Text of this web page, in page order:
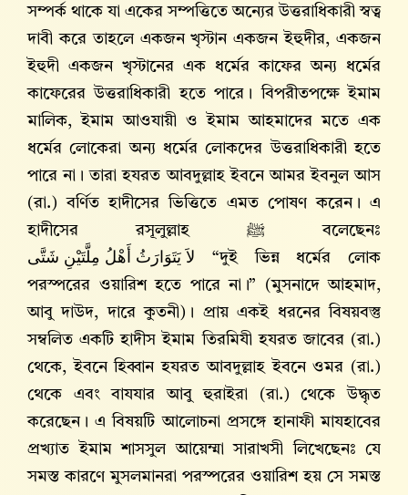
সম্পর্ক থাকে যা একের সম্পত্তিতে অন্যের উত্তরাধিকারী স্বত্ব
দাবী করে তাহলে একজন খৃস্টান একজন ইহুদীর, একজন
ইহুদী একজন খৃস্টানের এক ধর্মের কাফের অন্য ধর্মের
কাফেরের উত্তরাধিকারী হতে পারে। বিপরীতপক্ষে ইমাম
মালিক, ইমাম আওযায়ী ও ইমাম আহমাদের মতে এক
ধর্মের লোকেরা অন্য ধর্মের লোকদের উত্তরাধিকারী হতে
পারে না। তারা হযরত আবদুল্লাহ ইবনে আমর ইবনুল আস
(রা.) বর্ণিত হাদীসের ভিত্তিতে এমত পোষণ করেন। এ
হাদীসের রসূলুল্লাহ ﷺ বলেছেনঃ
لاَ يَتَوَارَثُ أَهْلُ مِلَّتَيْنِ شَتَّى “দুই ভিন্ন ধর্মের লোক
পরস্পরের ওয়ারিশ হতে পারে না।” (মুসনাদে আহমাদ,
আবু দাউদ, দারে কুতনী)। প্রায় একই ধরনের বিষয়বস্তু
সম্বলিত একটি হাদীস ইমাম তিরমিযী হযরত জাবের (রা.)
থেকে, ইবনে হিব্বান হযরত আবদুল্লাহ ইবনে ওমর (রা.)
থেকে এবং বাযযার আবু হুরাইরা (রা.) থেকে উদ্ধৃত
করেছেন। এ বিষয়টি আলোচনা প্রসঙ্গে হানাফী মাযহাবের
প্রখ্যাত ইমাম শাসসুল আয়েম্মা সারাখসী লিখেছেনঃ যে
সমস্ত কারণে মুসলমানরা পরস্পরের ওয়ারিশ হয় সে সমস্ত